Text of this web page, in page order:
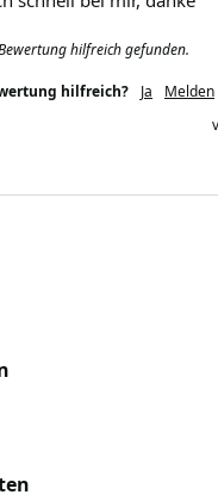
hilfreich gefunden.
hilfreich? Ja Melden